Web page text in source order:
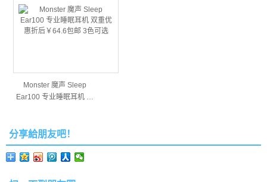
Monster 魔声 Sleep
Ear100 专业睡眠耳机 …
分享給朋友吧！